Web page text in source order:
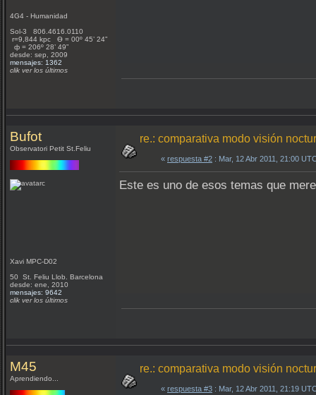
4G4 - Humanidad
Sol-3 806.4616.0110
r=9,844 kpc Ѳ = 00º 45’ 24”
ф = 206º 28’ 49”
desde: sep, 2009
mensajes: 1362
clik ver los últimos
Bufot
Observatori Petit St.Feliu
Xavi MPC-D02
50 St. Feliu Llob. Barcelona
desde: ene, 2010
mensajes: 9642
clik ver los últimos
re.: comparativa modo visión
« respuesta #2 : Mar, 12 Abr 2011, 21:00
Este es uno de esos temas que
M45
Aprendiendo...
re.: comparativa modo visión
« respuesta #3 : Mar, 12 Abr 2011, 21:19